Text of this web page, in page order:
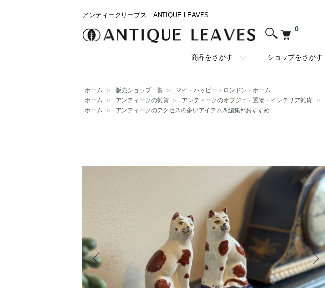
アンティークリーブス｜ANTIQUE LEAVES
0
商品をさがす ショップをさがす
ホーム ＞ 販売ショップ一覧 ＞
マイ・ハッピー・ロンドン・ホーム
ホーム
＞ アンティークの雑貨 ＞ アンティークのオブジェ・置物・インテリア雑貨 ＞
ホーム
＞ アンティークのアクセスの多いアイテム＆編集部おすすめ